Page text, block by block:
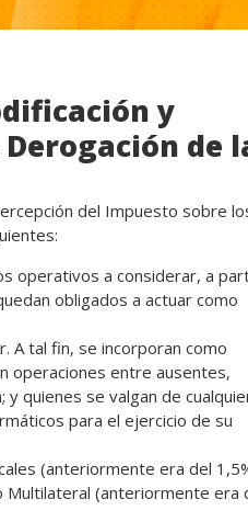
y
de
del Impuesto sobre
operativos a considerar, a
obligados a actuar como
A tal fin, se incorporan como
operaciones entre ausentes,
quienes se valgan de
para el ejercicio de su
(anteriormente era del
Multilateral (anteriormente era